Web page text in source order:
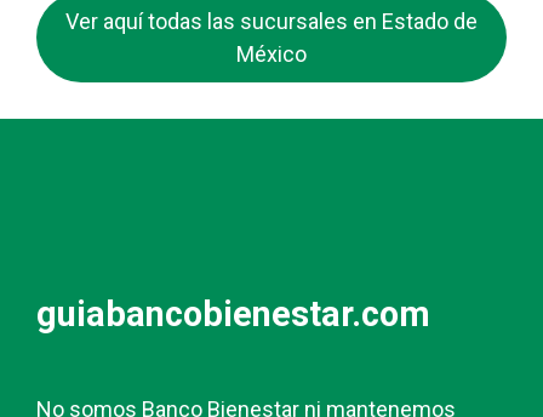
Ver aquí todas las sucursales en Estado de
México
guiabancobienestar.com
No somos Banco Bienestar ni mantenemos